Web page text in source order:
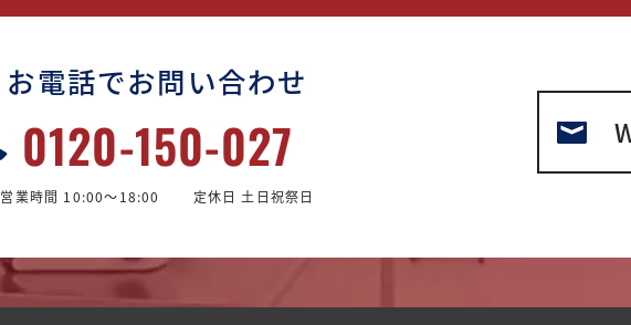
お電話でお問い合わせ
0120-150-027
営業時間 10:00〜18:00 定休日 土日祝祭日